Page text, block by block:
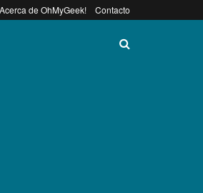
Acerca de OhMyGeek! Contacto